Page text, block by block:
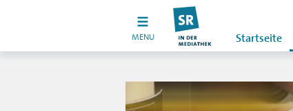
MENU Startseite